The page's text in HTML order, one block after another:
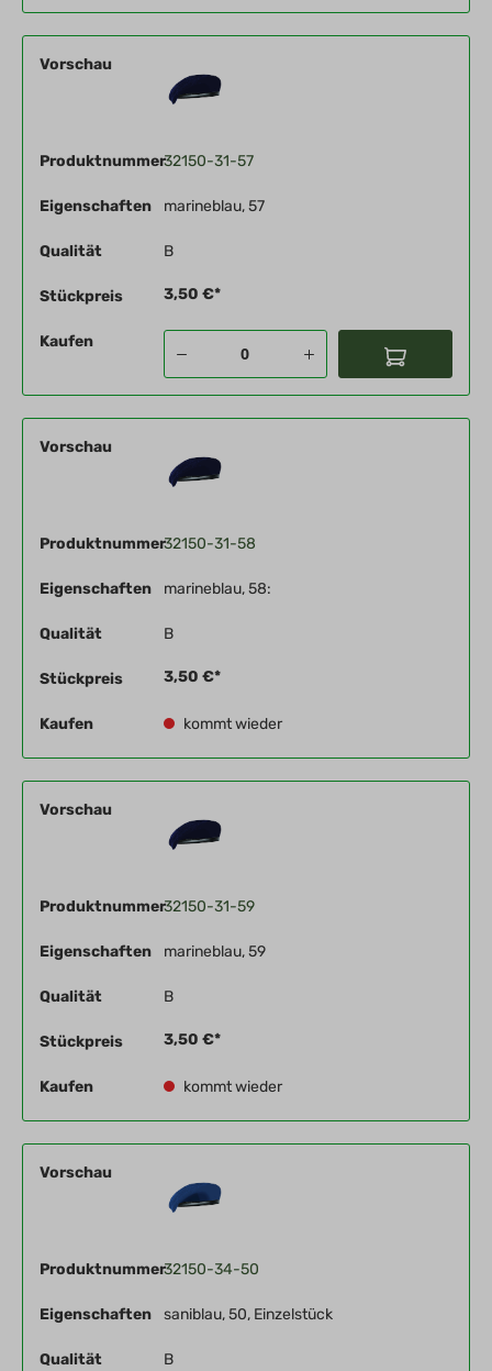
Vorschau
Produktnummer32150-31-57
Eigenschaften marineblau, 57
Qualität B
Stückpreis 3,50 €*
Kaufen
Vorschau
Produktnummer32150-31-58
Eigenschaften marineblau, 58:
Qualität B
Stückpreis 3,50 €*
Kaufen kommt wieder
Vorschau
Produktnummer32150-31-59
Eigenschaften marineblau, 59
Qualität B
Stückpreis 3,50 €*
Kaufen kommt wieder
Vorschau
Produktnummer32150-34-50
Eigenschaften saniblau, 50, Einzelstück
Qualität B